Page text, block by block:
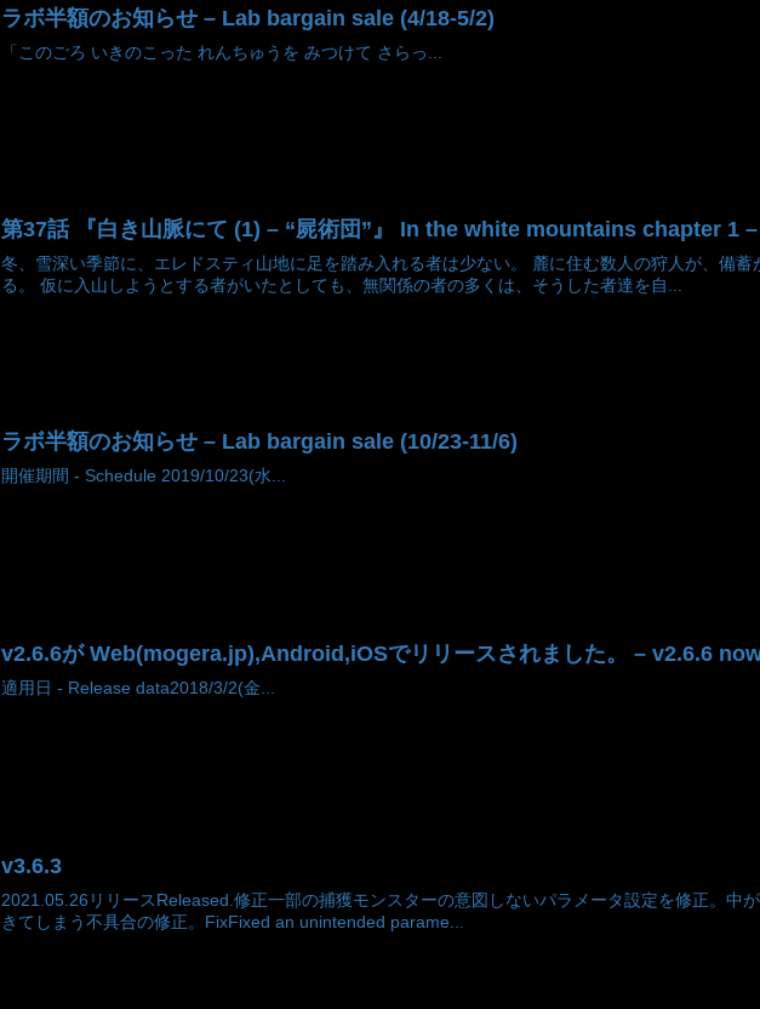
ラボ半額のお知らせ – Lab bargain sale (4/18-5/2)
「このごろ いきのこった れんちゅうを みつけて さらっ...
第37話 『白き山脈にて (1) – “屍術団”』 In the white mountains chapter 1
冬、雪深い季節に、エレドスティ山地に足を踏み入れる者は少ない。 麓に住む数人の狩人が、備
る。 仮に入山しようとする者がいたとしても、無関係の者の多くは、そうした者達を自...
ラボ半額のお知らせ – Lab bargain sale (10/23-11/6)
開催期間 - Schedule 2019/10/23(水...
v2.6.6が Web(mogera.jp),Android,iOSでリリースされました。 – v2.6.6
適用日 - Release data2018/3/2(金...
v3.6.3
2021.05.26リリースReleased.修正一部の捕獲モンスターの意図しないパラメータ設定を修正。中
きてしまう不具合の修正。FixFixed an unintended parame...